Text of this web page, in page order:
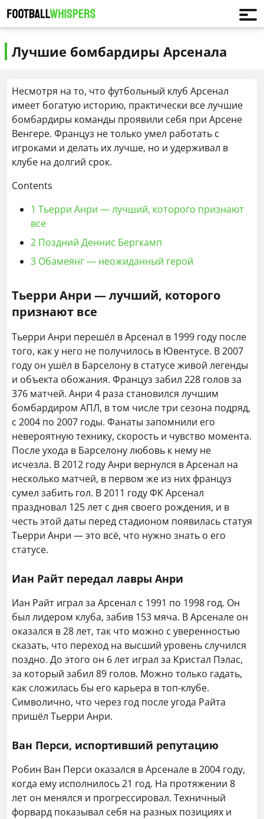
Лучшие бомбардиры Арсенала
Несмотря на то, что футбольный клуб Арсенал
имеет богатую историю, практически все лучшие
бомбардиры команды проявили себя при Арсене
Венгере. Француз не только умел работать с
игроками и делать их лучше, но и удерживал в
клубе на долгий срок.
Contents
1 Тьерри Анри — лучший, которого признают
все
2 Поздний Деннис Бергкамп
3 Обамеянг — неожиданный герой
Тьерри Анри — лучший, которого
признают все
Тьерри Анри перешёл в Арсенал в 1999 году после
того, как у него не получилось в Ювентусе. В 2007
году он ушёл в Барселону в статусе живой легенды
и объекта обожания. Француз забил 228 голов за
376 матчей. Анри 4 раза становился лучшим
бомбардиром АПЛ, в том числе три сезона подряд,
с 2004 по 2007 годы. Фанаты запомнили его
невероятную технику, скорость и чувство момента.
После ухода в Барселону любовь к нему не
исчезла. В 2012 году Анри вернулся в Арсенал на
несколько матчей, в первом же из них француз
сумел забить гол. В 2011 году ФК Арсенал
праздновал 125 лет с дня своего рождения, и в
честь этой даты перед стадионом появилась статуя
Тьерри Анри — это всё, что нужно знать о его
статусе.
Иан Райт передал лавры Анри
Иан Райт играл за Арсенал с 1991 по 1998 год. Он
был лидером клуба, забив 153 мяча. В Арсенале он
оказался в 28 лет, так что можно с уверенностью
сказать, что переход на высший уровень случился
поздно. До этого он 6 лет играл за Кристал Пэлас,
за который забил 89 голов. Можно только гадать,
как сложилась бы его карьера в топ-клубе.
Символично, что через год после угода Райта
пришёл Тьерри Анри.
Ван Перси, испортивший репутацию
Робин Ван Перси оказался в Арсенале в 2004 году,
когда ему исполнилось 21 год. На протяжении 8
лет он менялся и прогрессировал. Техничный
форвард показывал себя на разных позициях и